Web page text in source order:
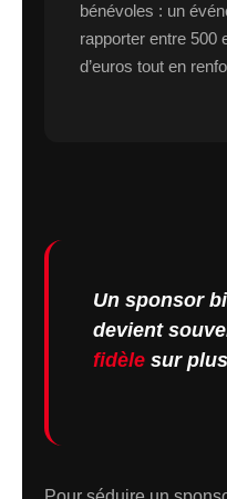
bénévoles : un
rapporter entre 500
d’euros tout en
Un sponsor
devient
fidèle sur